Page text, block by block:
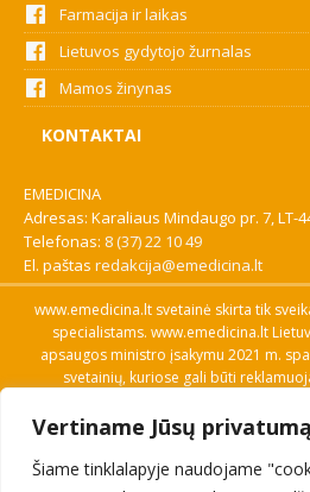
Vertiname Jūsų privatumą
Šiame tinklalapyje naudojame
Farmacija ir laikas
Lietuvos gydytojo žurnalas
Mamos žinynas
KONTAKTAI
EMEDICINA
Adresas: Karaliaus Mindaugo pr. 7, LT-
Telefonas: 8 (37) 22 10 49
El. paštas redakcija@emedicina.lt
www.emedicina.lt svetainė skirta tik
specialistams. www.emedicina.lt
apsaugos ministro įsakymu 2021 m.
svetainių, kuriose gali būti
savo profesinę kvalifikaciją. Naudingos
pagalbos priemonių kainų paieška,
priežiūros ar farmacijos specialisto